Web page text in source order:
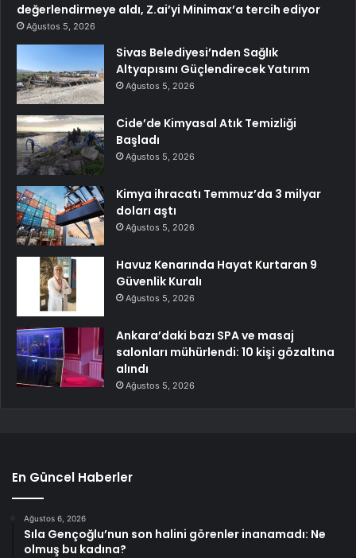
değerlendirmeye aldı, Z.ai’yi Minimax’a tercih ediyor
Ağustos 5, 2026
Sivas Belediyesi’nden Sağlık
Altyapısını Güçlendirecek Yatırım
Ağustos 5, 2026
Cide’de Kimyasal Atık Temizliği
Başladı
Ağustos 5, 2026
Kimya ihracatı Temmuz’da 3 milyar
doları aştı
Ağustos 5, 2026
Havuz Kenarında Hayat Kurtaran 9
Güvenlik Kuralı
Ağustos 5, 2026
Ankara’daki bazı SPA ve masaj
salonları mühürlendi: 10 kişi gözaltına
alındı
Ağustos 5, 2026
En Güncel Haberler
Ağustos 6, 2026
Sıla Gençoğlu’nun son halini görenler inanamadı: Ne
olmuş bu kadına?